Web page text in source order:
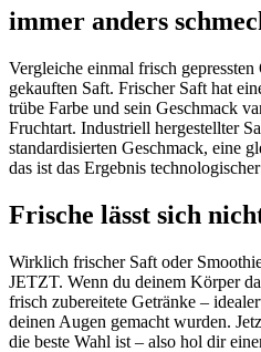
immer anders
Vergleiche einmal frisch
gekauften Saft. Frischer Saft hat
trübe Farbe und sein Geschmack
Fruchtart. Industriell hergestellter
standardisierten Geschmack, eine
das ist das Ergebnis
Frische lässt sich
Wirklich frischer Saft oder
JETZT. Wenn du deinem Körper
frisch zubereitete Getränke –
deinen Augen gemacht wurden.
die beste Wahl ist – also hol dir